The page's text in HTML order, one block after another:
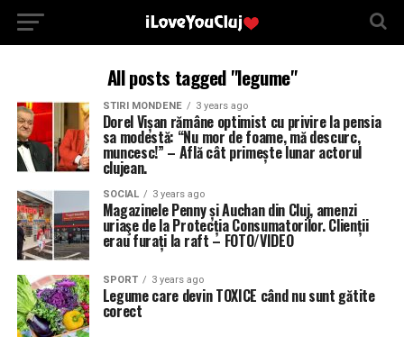
All posts tagged "legume"
STIRI MONDENE 3 years ago
Dorel Vișan rămâne optimist cu privire la pensia
sa modestă: “Nu mor de foame, mă descurc,
muncesc!” – Află cât primește lunar actorul
clujean.
SOCIAL 3 years ago
Magazinele Penny și Auchan din Cluj, amenzi
uriaşe de la Protecția Consumatorilor. Clienții
erau furați la raft – FOTO/VIDEO
SPORT 3 years ago
Legume care devin TOXICE când nu sunt gătite
corect